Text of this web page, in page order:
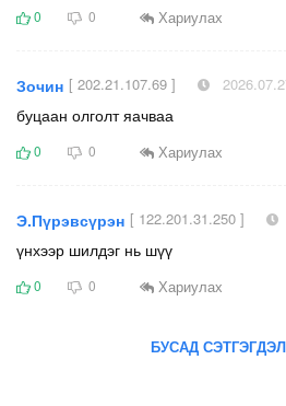
0 0 Хариулах
Зочин [ 202.21.107.69 ]
буцаан олголт яачваа
0 0 Хариулах
Э.Пүрэвсүрэн [ 122.201.31.250 ]
үнхээр шилдэг нь шүү
0 0 Хариулах
БУСАД